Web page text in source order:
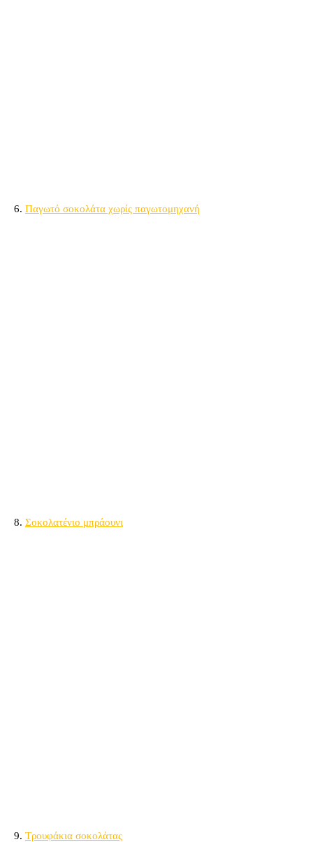
6. Παγωτό σοκολάτα χωρίς παγωτομηχανή
8. Σοκολατένιο μπράουνι
9. Τρουφάκια σοκολάτας